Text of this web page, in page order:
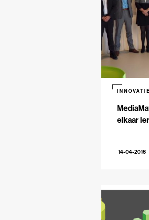
elkaar
INNOVATIE
14-04-2016